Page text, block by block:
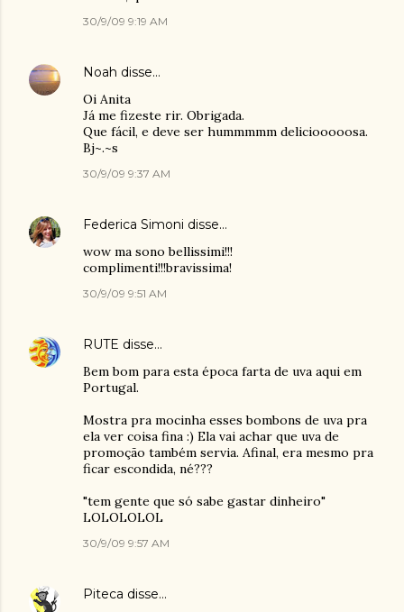
30/9/09 9:19 AM
Noah disse…
Oi Anita
Já me fizeste rir. Obrigada.
Que fácil, e deve ser hummmmm deliciooooosa.
Bj~.~s
30/9/09 9:37 AM
Federica Simoni disse…
wow ma sono bellissimi!!!
complimenti!!!bravissima!
30/9/09 9:51 AM
RUTE disse…
Bem bom para esta época farta de uva aqui em
Portugal.
Mostra pra mocinha esses bombons de uva pra
ela ver coisa fina :) Ela vai achar que uva de
promoção também servia. Afinal, era mesmo pra
ficar escondida, né???
"tem gente que só sabe gastar dinheiro"
LOLOLOLOL
30/9/09 9:57 AM
Piteca disse…